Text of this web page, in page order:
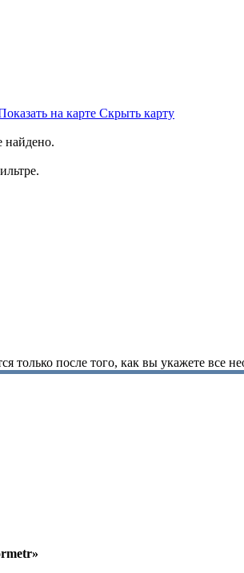
на карте Скрыть карту
найдено.
только после того, как вы укажете все